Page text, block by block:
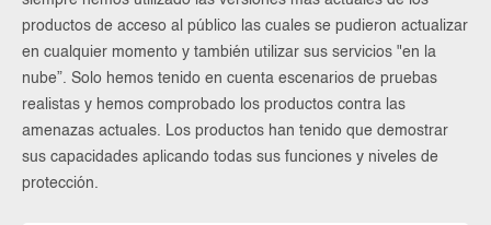
productos de acceso al público las cuales se pudieron actualizar
en cualquier momento y también utilizar sus servicios "en la
nube”. Solo hemos tenido en cuenta escenarios de pruebas
realistas y hemos comprobado los productos contra las
amenazas actuales. Los productos han tenido que demostrar
sus capacidades aplicando todas sus funciones y niveles de
protección.